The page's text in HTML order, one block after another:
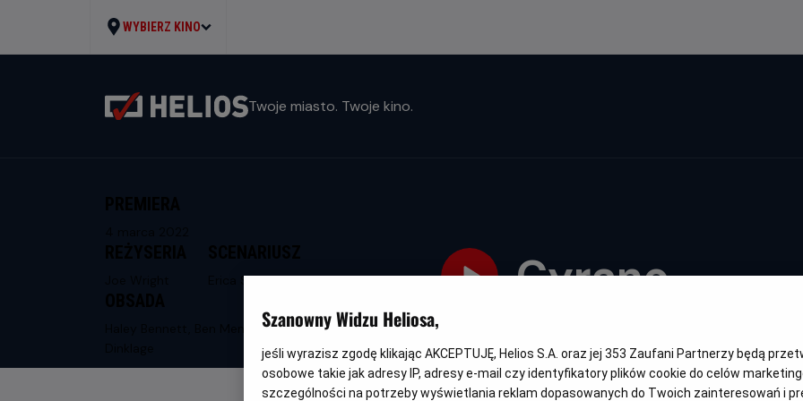
WYBIERZ KINO
Twoje miasto. Twoje kino.
Cyrano
rok
Erica Schmidt
Haley Bennett, Ben Mendelsohn, PeterSzanowny Widzu Heliosa,
jeśli wyrazisz zgodę klikając AKCEPTUJĘ, Helios S.A. oraz jej 353 Zaufani Partnerzy będą
osobowe takie jak adresy IP, adresy e-mail czy identyfikatory plików cookie do celów
szczególności na potrzeby wyświetlania reklam dopasowanych do Twoich zainteresowań i